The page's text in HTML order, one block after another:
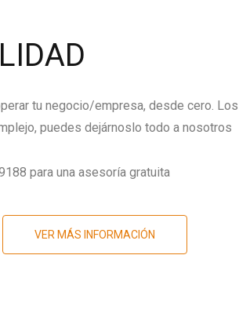
tu negocio/empresa, desde cero.
puedes dejárnoslo todo a nosotros
para una asesoría gratuita
VER MÁS INFORMACIÓN